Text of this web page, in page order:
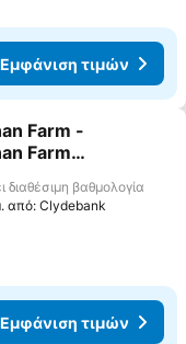
Εμφάνιση τιμών
στα αγαπημένα
Farm -
Farm
διαθέσιμη βαθμολογία
από: Clydebank
Εμφάνιση τιμών